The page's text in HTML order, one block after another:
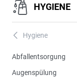
HYGIENE
A Hygiene
Abfallentsorgung
Augenspülung